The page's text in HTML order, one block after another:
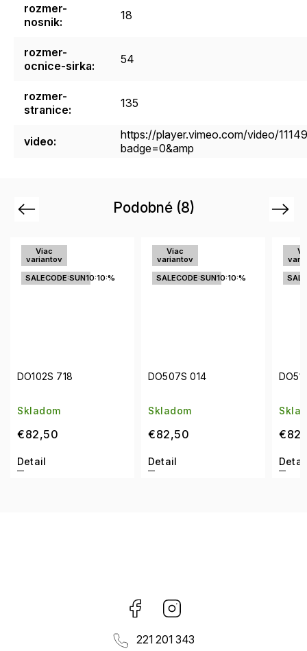
rozmer-
nosnik: 18
rozmer-
ocnice-sirka: 54
rozmer-
stranice: 135
video:
https://player.vimeo.com/video/
badge=0&amp
Podobné (8)
Previous
Viac
variantov
SALECODE:SUN10:10:%
DO102S 718
Skladom
€82,50
Detail
Viac
variantov
SALECODE:SUN10:10:%
DO507S 014
Skladom
€82,50
Detail
Next
Facebook
221 201 343